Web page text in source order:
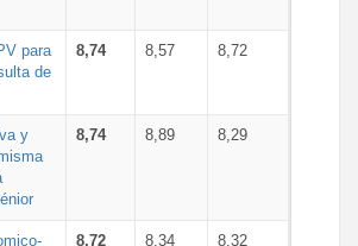
para
de
8,74 8,57 8,72
y
8,74 8,89 8,29
8,72 8,34 8,32